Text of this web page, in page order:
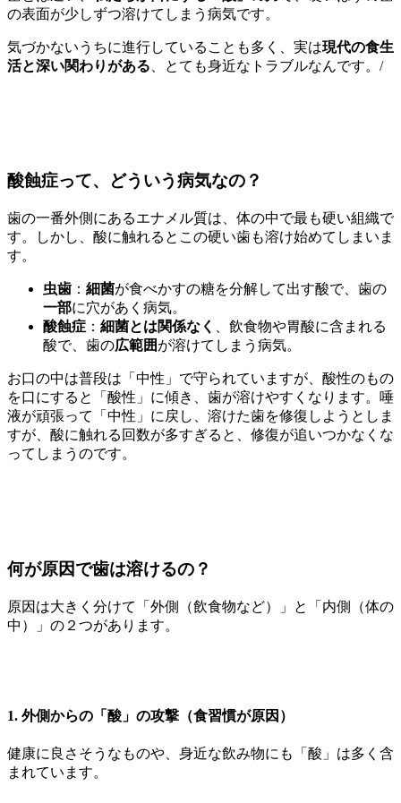
の表面が少しずつ溶けてしまう病気です。
気づかないうちに進行していることも多く、実は現代の食生
活と深い関わりがある 、とても身近なトラブルなんです。/
酸蝕症って、どういう病気なの？
歯の一番外側にあるエナメル質は、体の中で最も硬い組織で
す。しかし、酸に触れるとこの硬い歯も溶け始めてしまいま
す。
虫歯 ： 細菌が食べかすの糖を分解して出す酸で、歯の
一部に穴があく病気。
酸蝕症 ： 細菌とは関係なく
、飲食物や胃酸に含まれる
酸で、歯の広範囲が溶けてしまう病気。
お口の中は普段は「中性」で守られていますが、酸性のもの
を口にすると「酸性」に傾き、歯が溶けやすくなります。唾
液が頑張って「中性」に戻し、溶けた歯を修復しようとしま
すが、酸に触れる回数が多すぎると、修復が追いつかなくな
ってしまうのです。
何が原因で歯は溶けるの？
原因は大きく分けて「外側（飲食物など）」と「内側（体の
中）」の２つがあります。
1. 外側からの「酸」の攻撃（食習慣が原因）
健康に良さそうなものや、身近な飲み物にも「酸」は多く含
まれています。